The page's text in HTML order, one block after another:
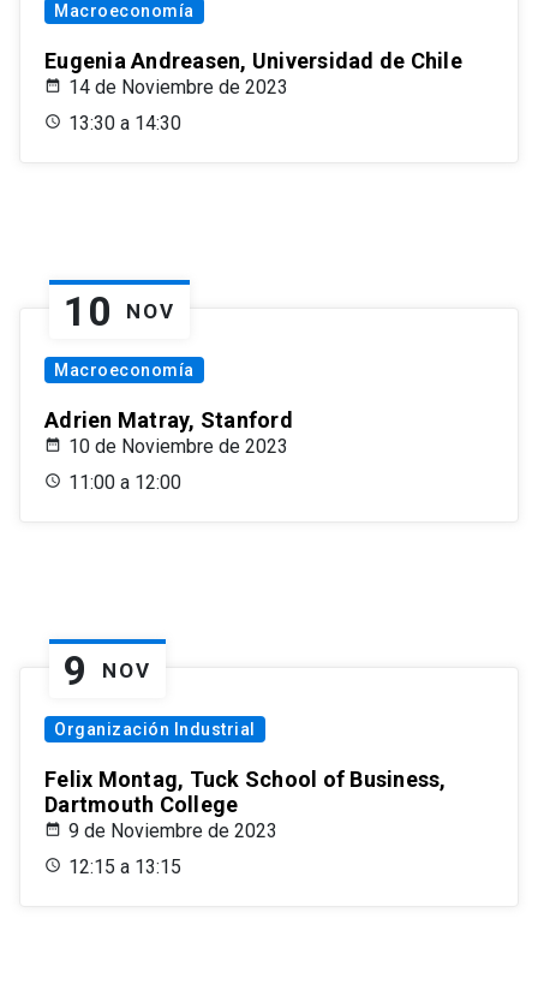
Macroeconomía
Eugenia Andreasen, Universidad de Chile
14 de Noviembre de 2023
13:30 a 14:30
10 NOV
Macroeconomía
Adrien Matray, Stanford
10 de Noviembre de 2023
11:00 a 12:00
9 NOV
Organización Industrial
Felix Montag, Tuck School of Business,
Dartmouth College
9 de Noviembre de 2023
12:15 a 13:15